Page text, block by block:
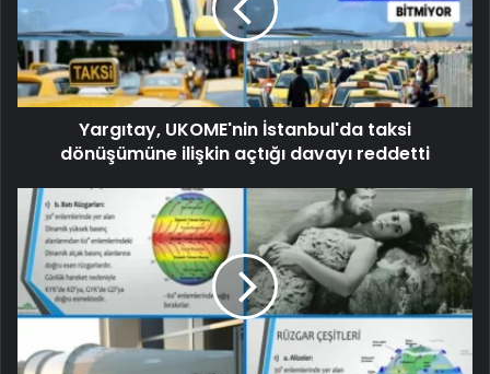
Yargıtay, UKOME'nin İstanbul'da taksi
dönüşümüne ilişkin açtığı davayı reddetti